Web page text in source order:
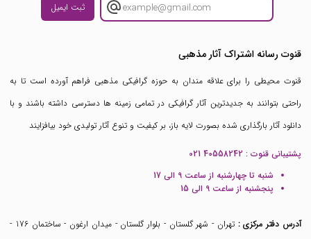
ثبت ایمیل
قنوت رسانه اشتراک آثار مذهبی
قنوت محیطی را برای علاقه مندان به حوزه گرافیکی مذهبی فراهم آورده است تا به
راحتی بتوانند به جدیدترین آثار گرافیکی در تمامی زمینه ها دسترسی داشته باشند و با
دانلود آثار بارگذاری شده بصورت لایه باز، بر کیفیت و تنوع آثار تولیدی خود بیافزایند
پشتیبانی قنوت : 021 40558242
شنبه تا چهارشنبه از ساعت 9 الی 17
پنجشنبه از ساعت 9 الی 15
آدرس دفتر مرکزی :
تهران - شهر گلستان - بلوار گلستان - میدان ارغون - ساختمان 176 -